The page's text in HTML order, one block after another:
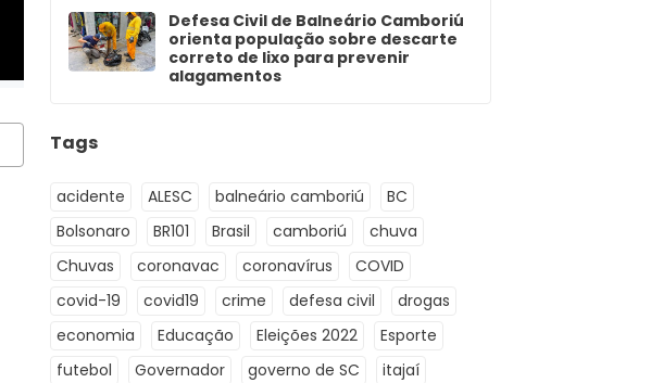
Defesa Civil de Balneário Camboriú
orienta população sobre descarte
correto de lixo para prevenir
alagamentos
Tags
acidente ALESC balneário camboriú
BC
Bolsonaro
BR101 Brasil camboriú
chuva
Chuvas
coronavac coronavírus
COVID
covid-19
covid19 crime defesa civil
drogas
economia
Educação Eleições 2022
Esporte
futebol
Governador governo de SC
itajaí